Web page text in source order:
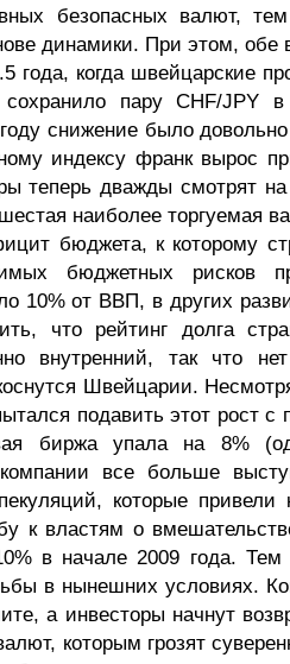
безопасных валют,
динамики. При этом, обе
года, когда швейцарские
пару CHF/JPY
снижение было
индексу франк вырос
теперь дважды смотрят
наиболее торгуемая
бюджета, к которому
бюджетных рисков
10% от ВВП, в других
что рейтинг долга
внутренний, так что
Швейцарии.
подавить этот рост
биржа упала на 8%
все больше
которые привели
к властям о
в начале 2009 года.
в нынешних условиях.
а инвесторы начнут
которым грозят